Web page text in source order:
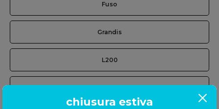
Fuso
Grandis
L200
chiusura estiva